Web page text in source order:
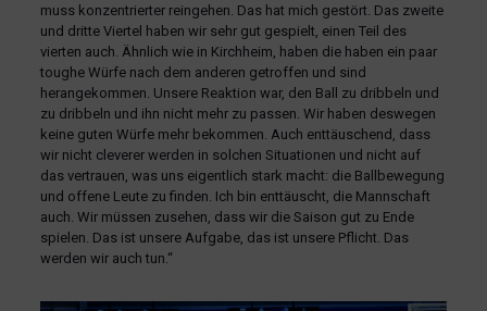
muss konzentrierter reingehen. Das hat mich gestört. Das zweite
und dritte Viertel haben wir sehr gut gespielt, einen Teil des
vierten auch. Ähnlich wie in Kirchheim, haben die haben ein paar
toughe Würfe nach dem anderen getroffen und sind
herangekommen. Unsere Reaktion war, den Ball zu dribbeln und
zu dribbeln und ihn nicht mehr zu passen. Wir haben deswegen
keine guten Würfe mehr bekommen. Auch enttäuschend, dass
wir nicht cleverer werden in solchen Situationen und nicht auf
das vertrauen, was uns eigentlich stark macht: die Ballbewegung
und offene Leute zu finden. Ich bin enttäuscht, die Mannschaft
auch. Wir müssen zusehen, dass wir die Saison gut zu Ende
spielen. Das ist unsere Aufgabe, das ist unsere Pflicht. Das
werden wir auch tun.“